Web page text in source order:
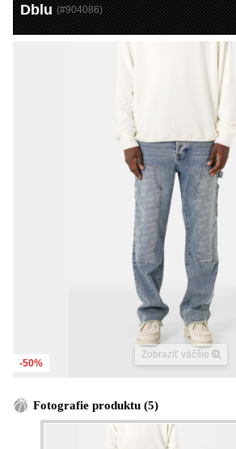
Dblu (#904086)
Zobraziť väčšie
-50%
Fotografie produktu (5)